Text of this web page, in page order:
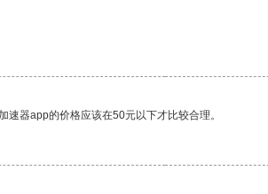
器app的价格应该在50元以下才比较合理。